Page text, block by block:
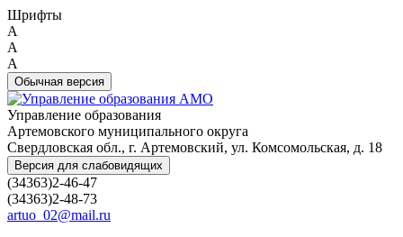
Шрифты
A
A
A
Обычная версия
Управление образования
Артемовского муниципального округа
Свердловская обл., г. Артемовский, ул. Комсомольская, д. 18
Версия для слабовидящих
(34363)2-46-47
(34363)2-48-73
artuo_02@mail.ru